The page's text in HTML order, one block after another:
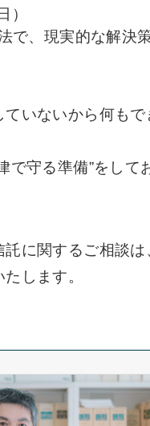
）
で、現実的な解決
ていないから何もで
で守る準備”をして
託に関するご相談は
します。